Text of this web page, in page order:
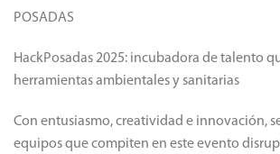
POSADAS
HackPosadas 2025: incubadora de talento
herramientas ambientales y sanitarias
Con entusiasmo, creatividad e innovación,
equipos que compiten en este evento